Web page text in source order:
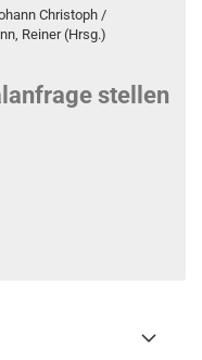
Christoph /
Reiner (Hrsg.)
stellen